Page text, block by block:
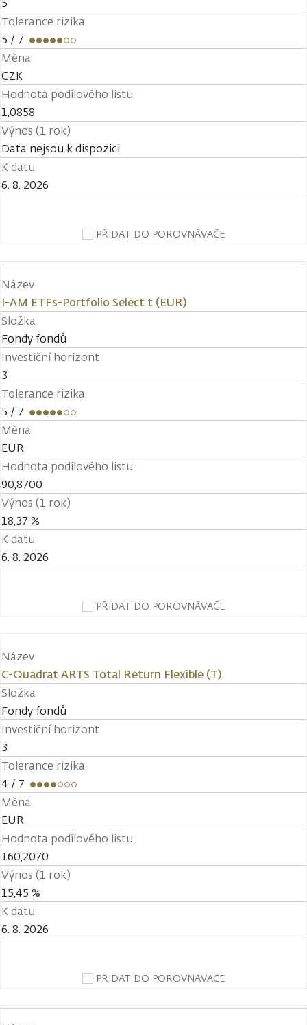
Tolerance rizika
5 / 7
Měna
CZK
Hodnota podílového listu
1,0858
Výnos (1 rok)
Data nejsou k dispozici
K datu
6. 8. 2026
PŘIDAT DO POROVNÁVAČE
Název
I-AM ETFs-Portfolio Select t (EUR)
Složka
Fondy fondů
Investiční horizont
3
Tolerance rizika
5 / 7
Měna
EUR
Hodnota podílového listu
90,8700
Výnos (1 rok)
18,37 %
K datu
6. 8. 2026
PŘIDAT DO POROVNÁVAČE
Název
C-Quadrat ARTS Total Return Flexible (T)
Složka
Fondy fondů
Investiční horizont
3
Tolerance rizika
4 / 7
Měna
EUR
Hodnota podílového listu
160,2070
Výnos (1 rok)
15,45 %
K datu
6. 8. 2026
PŘIDAT DO POROVNÁVAČE